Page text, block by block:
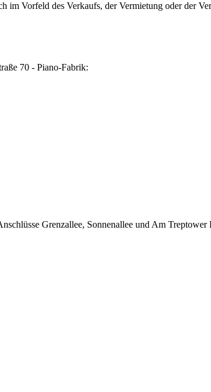
Vorfeld des Verkaufs, der Vermietung oder der
70 - Piano-Fabrik:
Grenzallee, Sonnenallee und Am